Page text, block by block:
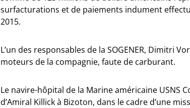
surfacturations et de paiements indument
2015.
L’un des responsables de la SOGENER, Dimitri
moteurs de la compagnie, faute de carburant.
Le navire-hôpital de la Marine américaine USNS
d’Amiral Killick à Bizoton, dans le cadre d’une